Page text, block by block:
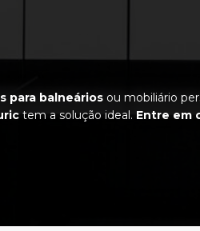
para balneários ou mobiliário
tem a solução ideal. Entre em